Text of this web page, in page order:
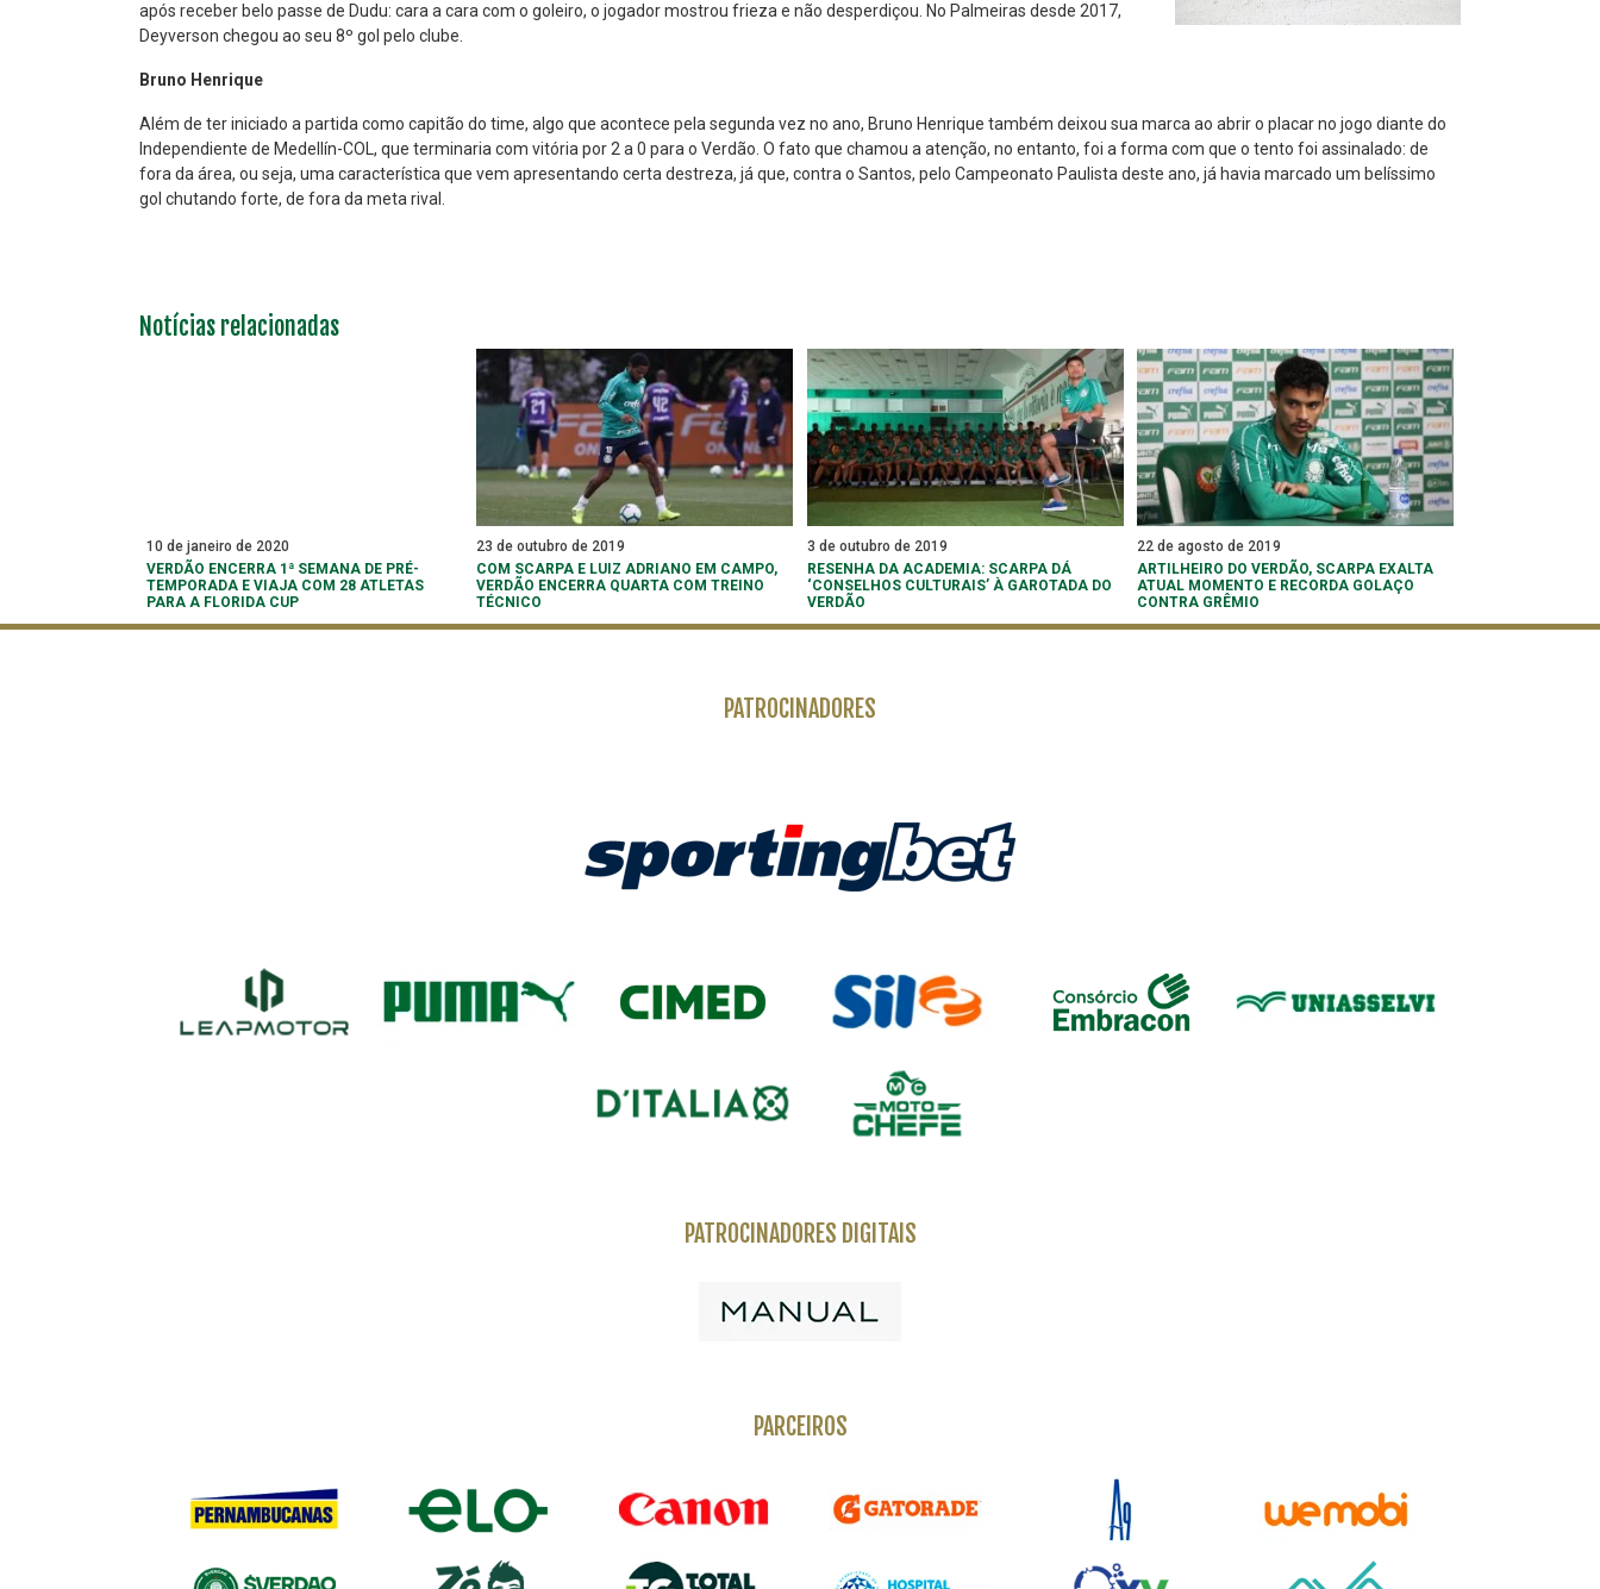
após receber belo passe de Dudu: cara a cara com o goleiro, o jogador mostrou frieza e não desperdiçou. No Palmeiras desde 2017,
Deyverson chegou ao seu 8º gol pelo clube.
Bruno Henrique
Além de ter iniciado a partida como capitão do time, algo que acontece pela segunda vez no ano, Bruno Henrique também deixou sua marca ao abrir o placar no jogo diante do
Independiente de Medellín-COL, que terminaria com vitória por 2 a 0 para o Verdão. O fato que chamou a atenção, no entanto, foi a forma com que o tento foi assinalado: de
fora da área, ou seja, uma característica que vem apresentando certa destreza, já que, contra o Santos, pelo Campeonato Paulista deste ano, já havia marcado um belíssimo
gol chutando forte, de fora da meta rival.
Notícias relacionadas
10 de janeiro de 2020
VERDÃO ENCERRA 1ª SEMANA DE PRÉ-
TEMPORADA E VIAJA COM 28 ATLETAS
PARA A FLORIDA CUP
23 de outubro de 2019
COM SCARPA E LUIZ ADRIANO EM CAMPO,
VERDÃO ENCERRA QUARTA COM TREINO
TÉCNICO
3 de outubro de 2019
RESENHA DA ACADEMIA: SCARPA DÁ
‘CONSELHOS CULTURAIS’ À GAROTADA DO
VERDÃO
22 de agosto de 2019
ARTILHEIRO DO VERDÃO, SCARPA EXALTA
ATUAL MOMENTO E RECORDA GOLAÇO
CONTRA GRÊMIO
PATROCINADORES
PATROCINADORES DIGITAIS
PARCEIROS